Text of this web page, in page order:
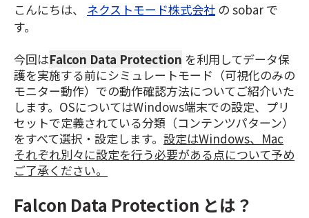
こんにちは、 ネクストモード株式会社 の sobar で
す。
今回はFalcon Data Protection を利用してデータ保
護を実施する前にシミュレートモード（可視化のみの
モニター動作）での動作確認方法についてご紹介いた
します。OSについてはWindows端末での設定、プリ
セットで定義されている分類（コンテンツパターン）
をすべて選択・設定します。 設定はWindows、Mac
それぞれ別々に設定を行う必要がある点について予め
ご了承ください。
Falcon Data Protection とは？